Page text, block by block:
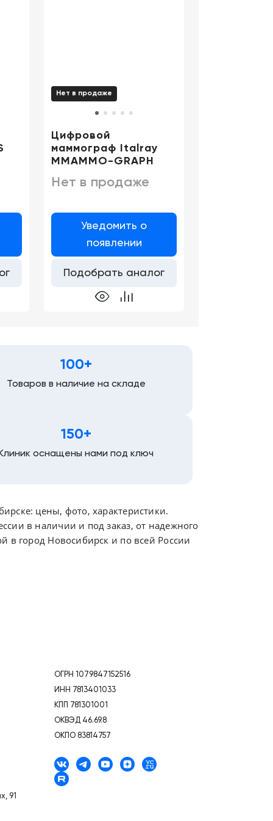
Нет в продаже
Цифровой
маммограф Italray
MMАMMO-GRAPH
Нет в продаже
Уведомить о
появлении
Подобрать аналог
100+
Товаров в наличие на складе
150+
оснащены нами под ключ
цены, фото, характеристики.
в наличии и под заказ, от надежного
в город Новосибирск и по всей России
ОГРН 1079847152516
ИНН 7813401033
КПП 781301001
ОКВЭД 46.69.8
ОКПО 83814757
91